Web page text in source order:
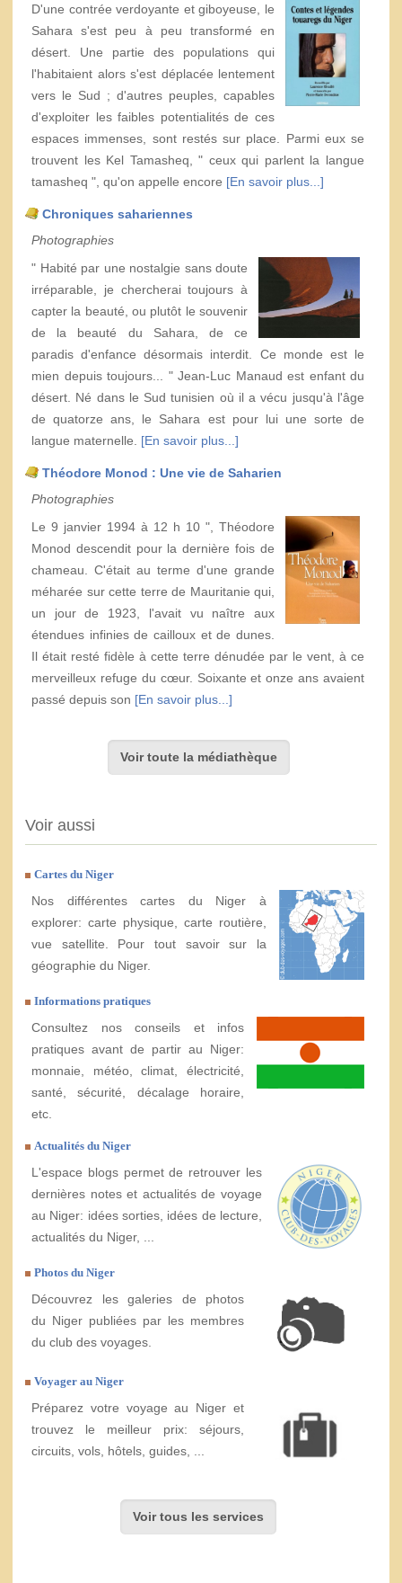
D'une contrée verdoyante et giboyeuse, le
Sahara s'est peu à peu transformé en
désert. Une partie des populations qui
l'habitaient alors s'est déplacée lentement
vers le Sud ; d'autres peuples, capables
d'exploiter les faibles potentialités de ces
espaces immenses, sont restés sur place. Parmi eux se
trouvent les Kel Tamasheq, " ceux qui parlent la langue
tamasheq ", qu'on appelle encore [En savoir plus...]
Chroniques sahariennes
Photographies
" Habité par une nostalgie sans doute
irréparable, je chercherai toujours à
capter la beauté, ou plutôt le souvenir
de la beauté du Sahara, de ce
paradis d'enfance désormais interdit. Ce monde est le
mien depuis toujours... " Jean-Luc Manaud est enfant du
désert. Né dans le Sud tunisien où il a vécu jusqu'à l'âge
de quatorze ans, le Sahara est pour lui une sorte de
langue maternelle. [En savoir plus...]
Théodore Monod : Une vie de Saharien
Photographies
Le 9 janvier 1994 à 12 h 10 ", Théodore
Monod descendit pour la dernière fois de
chameau. C'était au terme d'une grande
méharée sur cette terre de Mauritanie qui,
un jour de 1923, l'avait vu naître aux
étendues infinies de cailloux et de dunes.
Il était resté fidèle à cette terre dénudée par le vent, à ce
merveilleux refuge du cœur. Soixante et onze ans avaient
passé depuis son [En savoir plus...]
Voir toute la médiathèque
Voir aussi
Cartes du Niger
Nos différentes cartes du Niger à
explorer: carte physique, carte routière,
vue satellite. Pour tout savoir sur la
géographie du Niger.
Informations pratiques
Consultez nos conseils et infos
pratiques avant de partir au Niger:
monnaie, météo, climat, électricité,
santé, sécurité, décalage horaire,
etc.
Actualités du Niger
L'espace blogs permet de retrouver les
dernières notes et actualités de voyage
au Niger: idées sorties, idées de lecture,
actualités du Niger, ...
Photos du Niger
Découvrez les galeries de photos
du Niger publiées par les membres
du club des voyages.
Voyager au Niger
Préparez votre voyage au Niger et
trouvez le meilleur prix: séjours,
circuits, vols, hôtels, guides, ...
Voir tous les services